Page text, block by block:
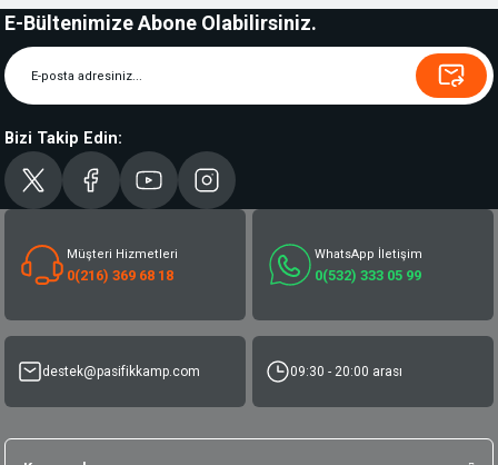
E-Bültenimize Abone Olabilirsiniz.
Bizi Takip Edin:
Müşteri Hizmetleri
0(216) 369 68 18
WhatsApp İletişim
0(532) 333 05 99
destek@pasifikkamp.com 09:30 - 20:00 arası